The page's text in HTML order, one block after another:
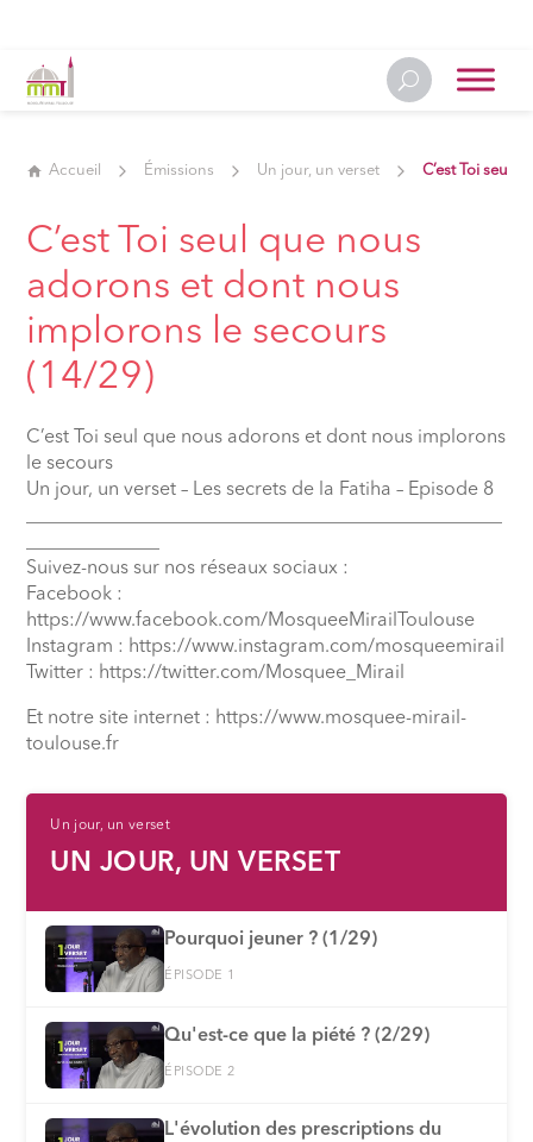
Accueil Émissions Un jour, un verset C’est Toi seul
C’est Toi seul que nous
adorons et dont nous
implorons le secours
(14/29)
C’est Toi seul que nous adorons et dont nous implorons
le secours
Un jour, un verset – Les secrets de la Fatiha – Episode 8
Suivez-nous sur nos réseaux sociaux :
Facebook :
https://www.facebook.com/MosqueeMirailToulouse
Instagram : https://www.instagram.com/mosqueemirail
Twitter : https://twitter.com/Mosquee_Mirail
Et notre site internet : https://www.mosquee-mirail-
toulouse.fr
Un jour, un verset
UN JOUR, UN VERSET
Pourquoi jeuner ? (1/29)
ÉPISODE 1
Qu'est-ce que la piété ? (2/29)
ÉPISODE 2
L'évolution des prescriptions du